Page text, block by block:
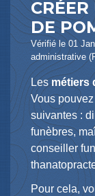
DE
Vérifié le 01
administrative
Lesmétiers
Vous
suivantes :
funèbres,
conseiller
Pour cela,